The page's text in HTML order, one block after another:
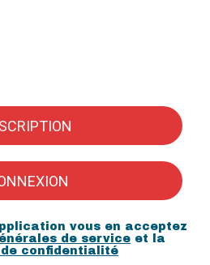
vous en acceptez
de service et la
de confidentialité